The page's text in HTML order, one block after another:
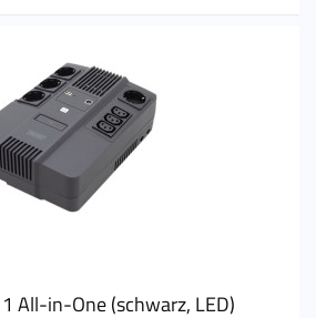
All-in-One (schwarz, LED)